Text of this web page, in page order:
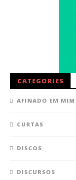
CATEGORIES
AFINADO EM MIM
CURTAS
DISCOS
DISCURSOS